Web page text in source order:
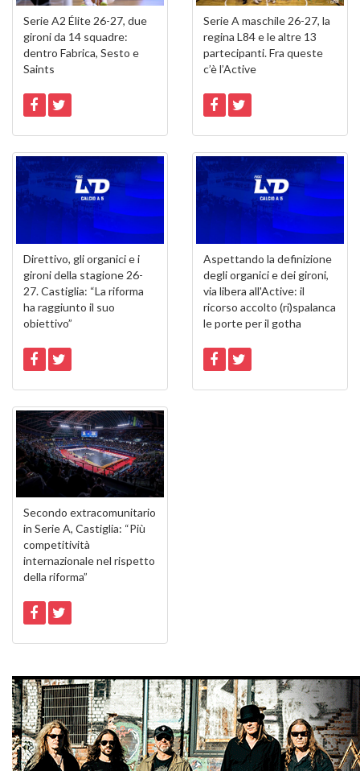
Serie A2 Élite 26-27, due
gironi da 14 squadre:
dentro Fabrica, Sesto e
Saints
Serie A maschile 26-27, la
regina L84 e le altre 13
partecipanti. Fra queste
c’è l’Active
Direttivo, gli organici e i
gironi della stagione 26-
27. Castiglia: “La riforma
ha raggiunto il suo
obiettivo”
Aspettando la definizione
degli organici e dei gironi,
via libera all'Active: il
ricorso accolto (ri)spalanca
le porte per il gotha
Secondo extracomunitario
in Serie A, Castiglia: “Più
competitività
internazionale nel rispetto
della riforma”